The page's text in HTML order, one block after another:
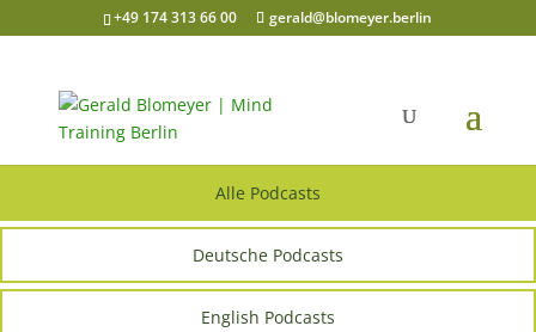
+49 174 313 66 00 gerald@blomeyer.berlin
Alle Podcasts
Deutsche Podcasts
English Podcasts